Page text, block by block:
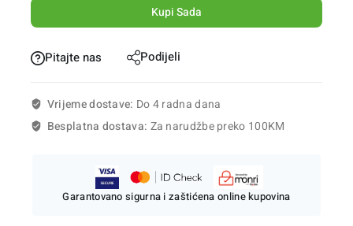
Kupi Sada
Pitajte nas Podijeli
Vrijeme dostave: Do 4 radna dana
Besplatna dostava: Za narudžbe preko 100KM
Garantovano sigurna i zaštićena online kupovina